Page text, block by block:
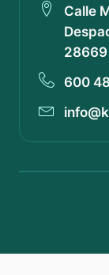
Calle
28669
600